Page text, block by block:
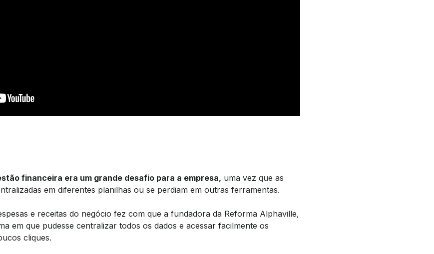
financeira era um grande desafio para a empresa, uma vez que as
em diferentes planilhas ou se perdiam em outras ferramentas.
e receitas do negócio fez com que a fundadora da Reforma Alphaville,
em que pudesse centralizar todos os dados e acessar facilmente os
cliques.